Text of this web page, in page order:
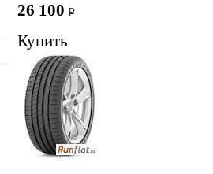
26 100
Купить